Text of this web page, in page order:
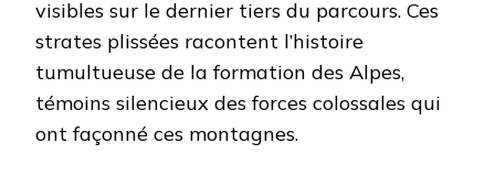
visibles sur le dernier tiers du parcours. Ces
strates plissées racontent l’histoire
tumultueuse de la formation des Alpes,
témoins silencieux des forces colossales qui
ont façonné ces montagnes.